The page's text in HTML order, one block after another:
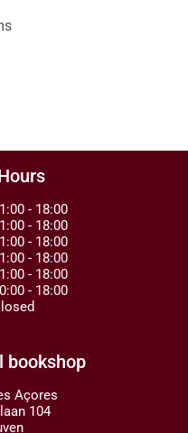
- 18:00
- 18:00
- 18:00
- 18:00
- 18:00
- 18:00
bookshop
Açores
104